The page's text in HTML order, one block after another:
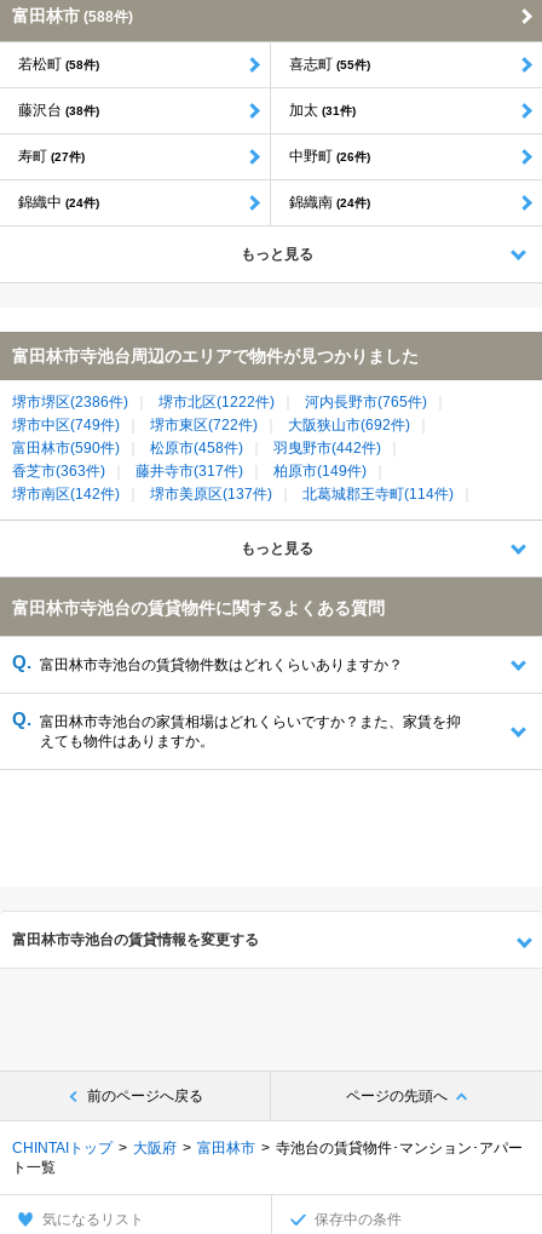
富田林市 (588件)
若松町 (58件) 喜志町 (55件)
藤沢台 (38件) 加太 (31件)
寿町 (27件) 中野町 (26件)
錦織中 (24件) 錦織南 (24件)
もっと見る
富田林市寺池台周辺のエリアで物件が見つかりました
堺市堺区(2386件) 堺市北区(1222件)
河内長野市(765件)
堺市中区(749件)
堺市東区(722件)
大阪狭山市(692件)
富田林市(590件)
松原市(458件)
羽曳野市(442件)
香芝市(363件)
藤井寺市(317件)
柏原市(149件)
堺市南区(142件)
堺市美原区(137件)
北葛城郡王寺町(114件)
南河内郡河南町(48件)
南河内郡太子町(45件)
もっと見る
富田林市寺池台の賃貸物件に関するよくある質問
富田林市寺池台の賃貸物件数はどれくらいありますか？
富田林市寺池台の家賃相場はどれくらいですか？また、家賃を抑
えても物件はありますか。
富田林市寺池台の賃貸情報を変更する
前のページへ戻る ページの先頭へ
CHINTAIトップ 大阪府 富田林市
寺池台の賃貸物件･マンション･アパー
ト一覧
気になるリスト 保存中の条件